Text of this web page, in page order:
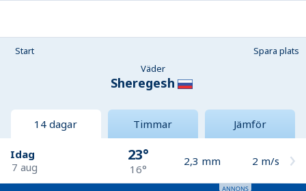
Start
Spara plats
Väder
Sheregesh
14 dagar Timmar Jämför
Idag
7 aug
23°
16°
2,3 mm 2 m/s